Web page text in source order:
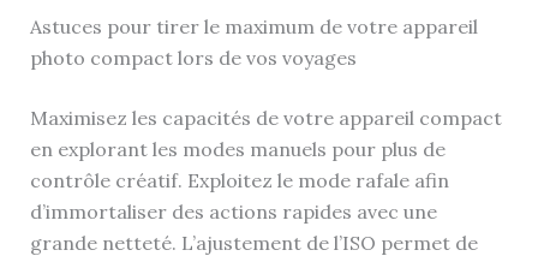
Astuces pour tirer le maximum de votre appareil
photo compact lors de vos voyages
Maximisez les capacités de votre appareil compact
en explorant les modes manuels pour plus de
contrôle créatif. Exploitez le mode rafale afin
d’immortaliser des actions rapides avec une
grande netteté. L’ajustement de l’ISO permet de